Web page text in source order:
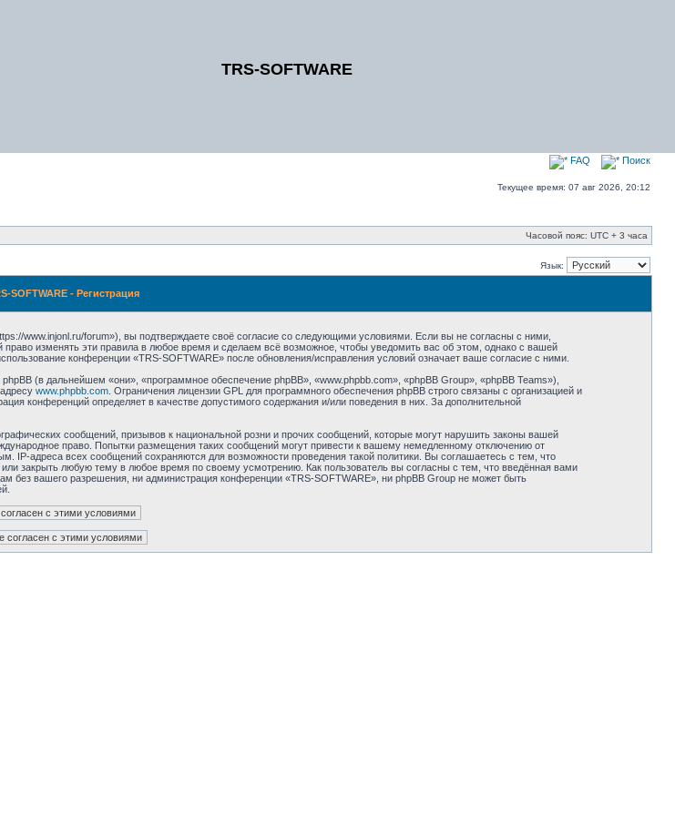
TRS-SOFTWARE
FAQ Поиск
Текущее время: 07 авг 2026, 20:12
Часовой пояс: UTC + 3 часа
Язык:
SOFTWARE - Регистрация
www.injonl.ru/forum»), вы подтверждаете своё согласие со следующими условиями. Если вы не согласны с ними,
изменять эти правила в любое время и сделаем всё возможное, чтобы уведомить вас об этом, однако с вашей
конференции «TRS-SOFTWARE» после обновления/исправления условий означает ваше согласие с ними.
(в дальнейшем «они», «программное обеспечение phpBB», «www.phpbb.com», «phpBB Group», «phpBB Teams»),
www.phpbb.com. Ограничения лицензии GPL для программного обеспечения phpBB строго связаны с организацией и
конференций определяет в качестве допустимого содержания и/или поведения в них. За дополнительной
сообщений, призывов к национальной розни и прочих сообщений, которые могут нарушить законы вашей
право. Попытки размещения таких сообщений могут привести к вашему немедленному отключению от
IP-адреса всех сообщений сохраняются для возможности проведения такой политики. Вы соглашаетесь с тем, что
закрыть любую тему в любое время по своему усмотрению. Как пользователь вы согласны с тем, что введённая вами
без вашего разрешения, ни администрация конференции «TRS-SOFTWARE», ни phpBB Group не может быть